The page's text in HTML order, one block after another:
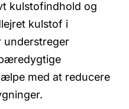
kulstofindhold og
kulstof i
understreger
med at reducere